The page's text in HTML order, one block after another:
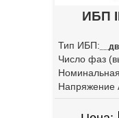
ИБП
Тип ИБП:
Число фаз
Напряжение